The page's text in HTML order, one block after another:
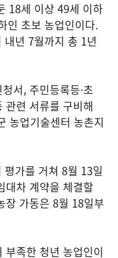
18세 이상 49세 이하
인 초보 농업인이다.
년 7월까지 총 1년
서, 주민등록등·초
관련 서류를 구비해
농업기술센터 농촌지
가를 거쳐 8월 13일
대차 계약을 체결할
장 가동은 8월 18일부
부족한 청년 농업인이